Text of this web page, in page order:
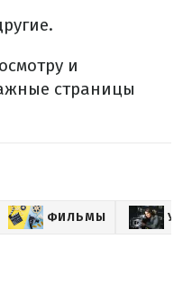
и
страницы
ФИЛЬМЫ